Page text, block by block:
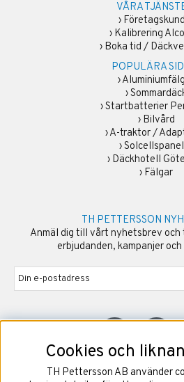
VÅRA
›
› Kalibrering
› Boka tid /
POPULÄRA
›
›
›Startbatterier
› Bilvård
›A-traktor /
›
› Däckhotell
› Fälgar
TH PETTERSSON
Anmäl dig till vårt nyhetsbrev
erbjudanden, kampanjer
Cookies och
TH Pettersson AB använder